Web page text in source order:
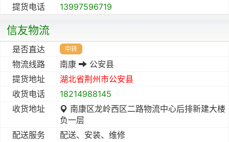
提货电话
13997596719
信友物流
是否直达 中转
物流线路 南康
公安县
提货地址
湖北省荆州市公安县
收货电话
18214988145
收货地址
南康区龙岭西区二路物流中心后排新建大楼
负一层
配送服务
配送、安装、维修